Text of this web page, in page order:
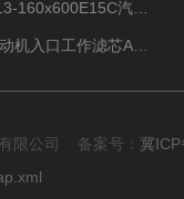
限公司 备案号： 冀